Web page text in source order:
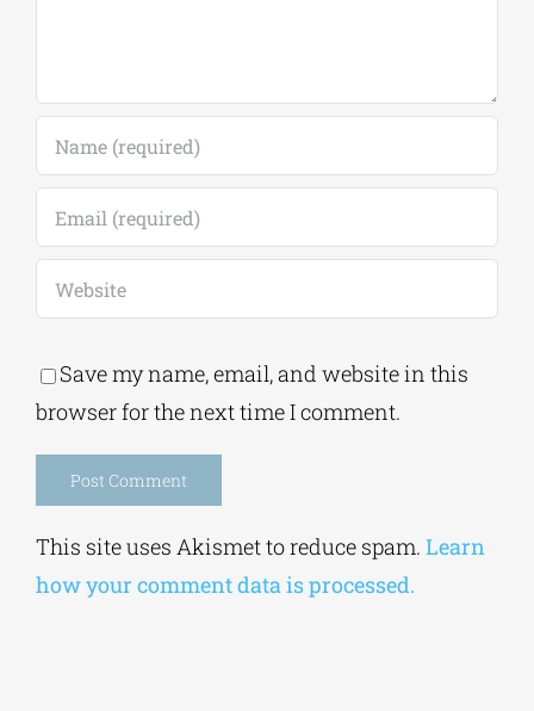
Save my name, email, and website in this
Alternative:
This site uses Akismet to reduce spam.
how your comment data is processed.